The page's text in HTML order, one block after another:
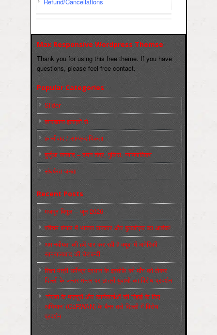
Max Responsive Wordpress Themse
Thank you for using this free theme. If you have
questions, please feel free contact.
Popular Categories
Slider
कारख़ाना इलाक़ों से
फ़ासीवाद / साम्‍प्रदायिकता
बुर्जुआ जनवाद – दमन तंत्र, पुलिस, न्‍यायपालिका
संघर्षरत जनता
Recent Posts
मज़दूर बिगुल – जून 2026
पश्चिम बंगाल में भाजपा सरकार और बुलडोज़र का आतंक!
अमानवीयता की हदें पार कर रही है क्यूबा में अमेरिकी
साम्राज्यवाद की घेराबन्दी
शिक्षा मंत्री धर्मेन्द्र प्रधान के इस्तीफ़े की माँग को लेकर
दिल्ली के जन्तर-मन्तर पर छात्रों-युवाओं का विरोध प्रदर्शन
‘नोएडा के मज़दूरों और कार्यकर्ताओं की रिहाई के लिए
अभियान’ (CaRWAN) के बैनर तले दिल्ली में विरोध
प्रदर्शन